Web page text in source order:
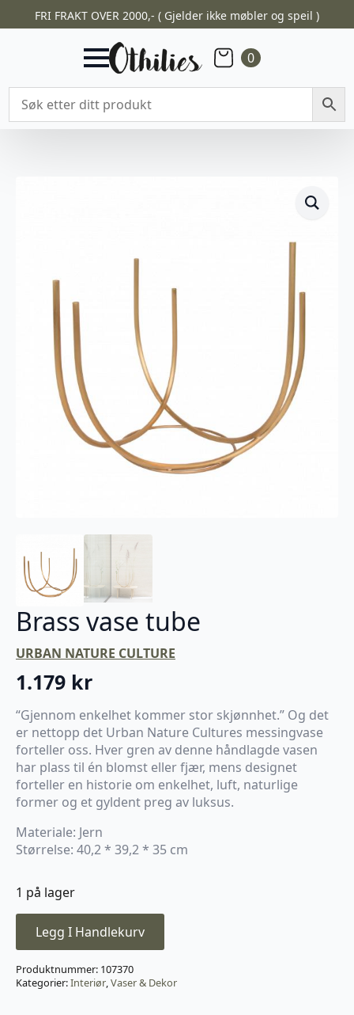
FRI FRAKT OVER 2000,- ( Gjelder ikke møbler og speil )
0
Brass vase tube
URBAN NATURE CULTURE
1.179 kr
“Gjennom enkelhet kommer stor skjønnhet.” Og det
er nettopp det Urban Nature Cultures messingvase
forteller oss. Hver gren av denne håndlagde vasen
har plass til én blomst eller fjær, mens designet
forteller en historie om enkelhet, luft, naturlige
former og et gyldent preg av luksus.
Materiale: Jern
Størrelse: 40,2 * 39,2 * 35 cm
1 på lager
Legg I Handlekurv
Produktnummer: 107370
Kategorier:Interiør,Vaser & Dekor